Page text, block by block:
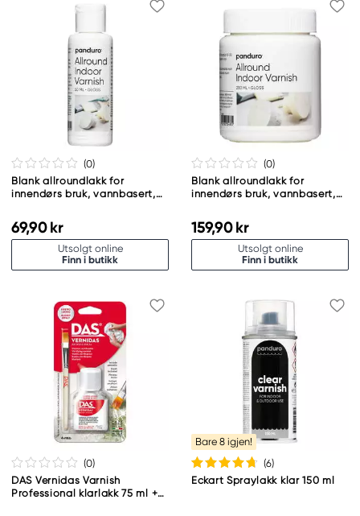
(0)
Blank allroundlakk for
innendørs bruk, vannbasert,
69,90 kr
Utsolgt online
Finn i butikk
(0)
Blank allroundlakk for
innendørs bruk, vannbasert,
159,90 kr
Utsolgt online
Finn i butikk
(0)
DAS Vernidas Varnish
Professional klarlakk 75 ml +
Bare 8 igjen!
(6)
Eckart Spraylakk klar 150 ml